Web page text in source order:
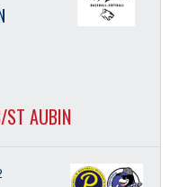
ST AUBIN